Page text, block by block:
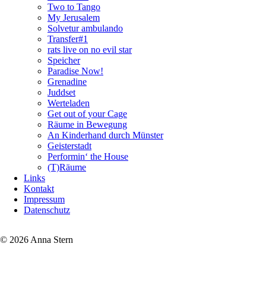
Two to Tango
My Jerusalem
Solvetur ambulando
Transfer#1
rats live on no evil star
Speicher
Paradise Now!
Grenadine
Juddset
Werteladen
Get out of your Cage
Räume in Bewegung
An Kinderhand durch Münster
Geisterstadt
Performin‘ the House
(T)Räume
Links
Kontakt
Impressum
Datenschutz
© 2026 Anna Stern